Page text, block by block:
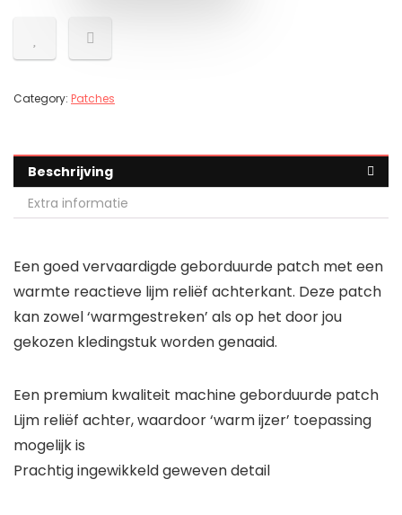
Category: Patches
Beschrijving
Extra informatie
Een goed vervaardigde geborduurde patch met een
warmte reactieve lijm reliëf achterkant. Deze patch
kan zowel ‘warmgestreken’ als op het door jou
gekozen kledingstuk worden genaaid.
Een premium kwaliteit machine geborduurde patch
Lijm reliëf achter, waardoor ‘warm ijzer’ toepassing
mogelijk is
Prachtig ingewikkeld geweven detail